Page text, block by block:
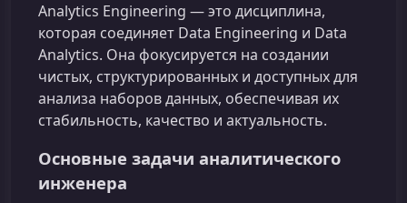
Analytics Engineering — это дисциплина,
которая соединяет Data Engineering и Data
Analytics. Она фокусируется на создании
чистых, структурированных и доступных для
анализа наборов данных, обеспечивая их
стабильность, качество и актуальность.
Основные задачи аналитического
инженера